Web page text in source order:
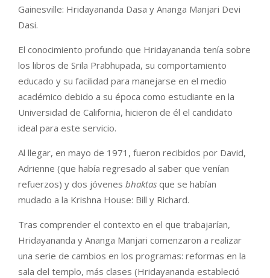
Gainesville: Hridayananda Dasa y Ananga Manjari Devi
Dasi.
El conocimiento profundo que Hridayananda tenía sobre
los libros de Srila Prabhupada, su comportamiento
educado y su facilidad para manejarse en el medio
académico debido a su época como estudiante en la
Universidad de California, hicieron de él el candidato
ideal para este servicio.
Al llegar, en mayo de 1971, fueron recibidos por David,
Adrienne (que había regresado al saber que venían
refuerzos) y dos jóvenes bhaktas que se habían
mudado a la Krishna House: Bill y Richard.
Tras comprender el contexto en el que trabajarían,
Hridayananda y Ananga Manjari comenzaron a realizar
una serie de cambios en los programas: reformas en la
sala del templo, más clases (Hridayananda estableció